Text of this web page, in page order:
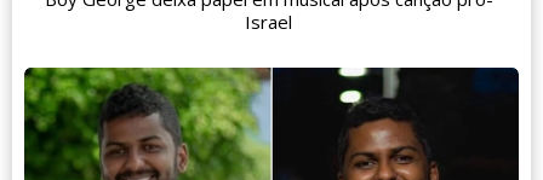
Israel